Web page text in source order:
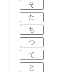
そ
た
ち
つ
て
と